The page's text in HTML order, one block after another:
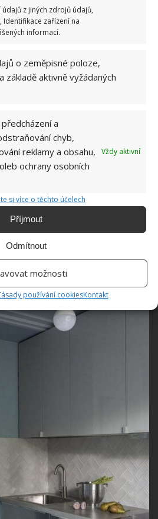
z jiných zdrojů údajů,
Identifikace zařízení na
informací.
o zeměpisné poloze,
základě aktivně vyžádaných
a
chyb,
reklamy a obsahu,
ochrany osobních
Vždy aktivní
si více o těchto účelech
Příjmout
Odmítnout
možnosti
používání cookiesKontakt
interiéru ve skandinávském
nestandardní spojení
dřevěným nábytkem po
bylo třeba věnovat
tak, aby výsledný
a uceleně. Aby starý
v obývacím pokoji a
původní dřevěné parkety,
velmi podobný tomu, který
Podlahy v kuchyni a
dlaždicemi.
bytě se staly barvy, kdy
byly zvoleny
především v odstínech
a modré.